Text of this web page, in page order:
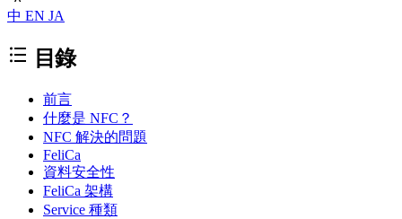
中 EN JA
目錄
前言
什麼是 NFC？
NFC 解決的問題
FeliCa
資料安全性
FeliCa 架構
Service 種類